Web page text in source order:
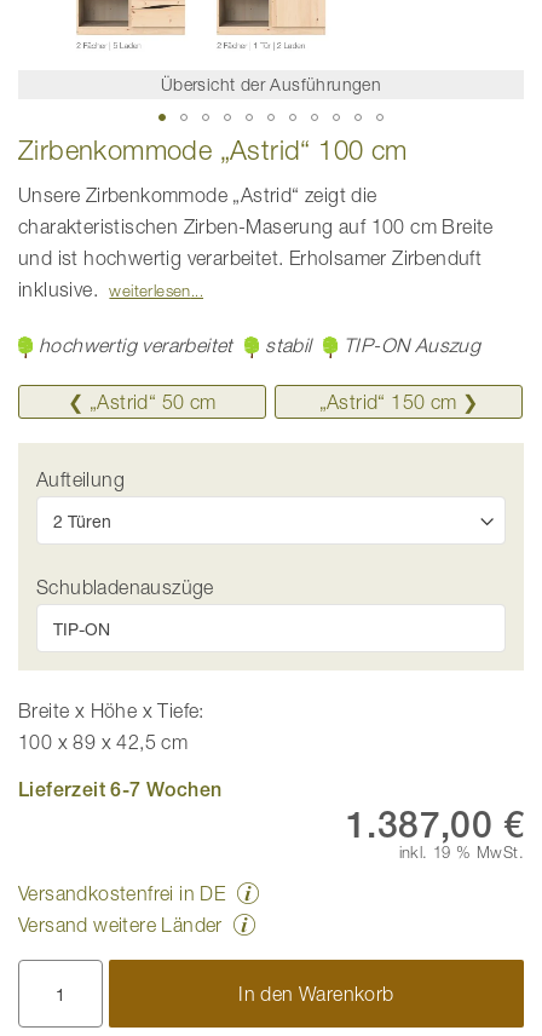
Übersicht der Ausführungen
Zum
Anfang
Bildgalerie
Zirbenkommode „Astrid“ 100 cm
Unsere Zirbenkommode „Astrid“ zeigt die
charakteristischen Zirben-Maserung auf 100 cm Breite
und ist hochwertig verarbeitet. Erholsamer Zirbenduft
inklusive.
weiterlesen
hochwertig verarbeitet stabil TIP-ON Auszug
❮ „Astrid“ 50 cm „Astrid“ ­150 cm ❯
Aufteilung
Schubladenauszüge
Breite x Höhe x Tiefe:
100 x 89 x 42,5 cm
Lieferzeit 6-7 Wochen
1.387,00 €
inkl. 19 % MwSt.
Versandkostenfrei in DE
Versand weitere Länder
In den Warenkorb